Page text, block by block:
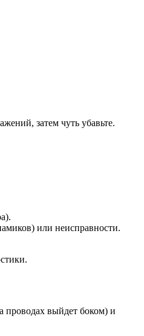
затем чуть убавьте.
или неисправности.
проводах выйдет боком) и